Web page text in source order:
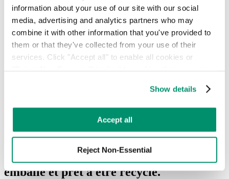
information about your use of our site with our social
media, advertising and analytics partners who may
combine it with other information that you've provided to
them or that they've collected from your use of their
services. Click "Accept all" to enable all cookies or
preferences by toggling the different kinds of cookies.
Privacy Policy.
Show details
Accept all
Reject Non-Essential
Parlons-en
L'EPA estime que 24,1 millions de tonnes
de carton ondulé sont jetées chaque
Heureusement, le carton est l'un des matériaux les plus faciles à
carton, il peut être condensé pour occuper moins d'espace entre les
RTS veille à ce que votre carton soit
emballé et prêt à être recyclé.